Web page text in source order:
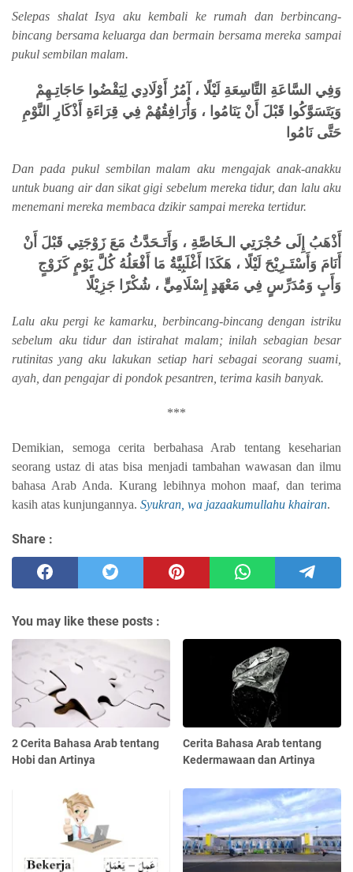
Selepas shalat Isya aku kembali ke rumah dan berbincang-
bincang bersama keluarga dan bermain bersama mereka sampai
pukul sembilan malam.
وَفِي السَّاعَةِ التَّاسِعَةِ لَيْلًا ، آمُرُ أَوْلَادِي لِيَقْضُوا حَاجَاتِـهِمْ
وَيَتَسَوَّكُوا قَبْلَ أَنْ يَنَامُوا ، وَأُرَافِقُهُمْ فِي قِرَاءَةِ أَذْكَارِ النَّوْمِ
حَتَّى نَامُوا
Dan pada pukul sembilan malam aku mengajak anak-anakku
untuk buang air dan sikat gigi sebelum mereka tidur, dan lalu aku
menemani mereka membaca dzikir sampai mereka tertidur.
أَذْهَبُ إِلَى حُجْرَتِي الـخَاصَّةِ ، وَأَتَـحَدَّثُ مَعَ زَوْجَتِي قَبْلَ أَنْ
أَنَامَ وَأَسْتَـرِيْحَ لَيْلًا ، هَكَذَا أَغْلَبِيَّةُ مَا أَفْعَلُهُ كُلَّ يَوْمٍ كَزَوْجٍ
وَأَبٍ وَمُدَرِّسٍ فِي مَعْهَدٍ إِسْلَامِيٍّ ، شُكْرًا جَزِيْلًا
Lalu aku pergi ke kamarku, berbincang-bincang dengan istriku
sebelum aku tidur dan istirahat malam; inilah sebagian besar
rutinitas yang aku lakukan setiap hari sebagai seorang suami,
ayah, dan pengajar di pondok pesantren, terima kasih banyak.
***
Demikian, semoga cerita berbahasa Arab tentang keseharian
seorang ustaz di atas bisa menjadi tambahan wawasan dan ilmu
bahasa Arab Anda. Kurang lebihnya mohon maaf, dan terima
kasih atas kunjungannya. Syukran, wa jazaakumullahu khairan.
Share :
You may like these posts :
2 Cerita Bahasa Arab tentang
Hobi dan Artinya
Cerita Bahasa Arab tentang
Kedermawaan dan Artinya